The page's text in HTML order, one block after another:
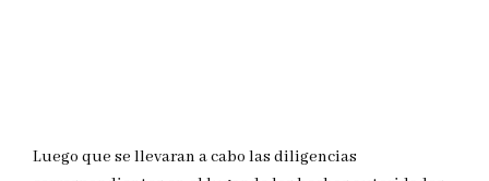
Luego que se llevaran a cabo las diligencias